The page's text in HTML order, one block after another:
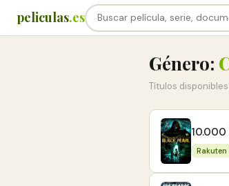
peliculas.es
Género:
Títulos
Rakuten